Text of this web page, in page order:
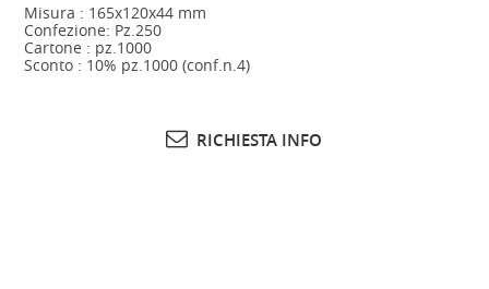
Misura : 165x120x44 mm
Confezione: Pz.250
Cartone : pz.1000
Sconto : 10% pz.1000 (conf.n.4)
RICHIESTA INFO